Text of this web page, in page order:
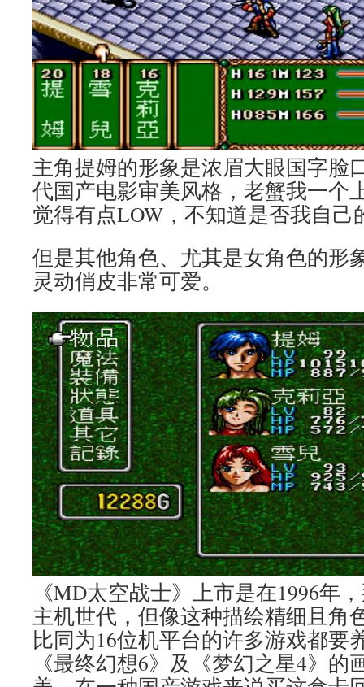
主角提姆的形象是浓眉大眼国字脸
代国产电影审美风格，老蟹我一个
觉得有点LOW，不知道是否我自己
但是其他角色、尤其是女角色的形
灵动俏皮非常可爱。
《MD太空战士》上市是在1996年
主机世代，但像这种描绘精细且角
比同为16位机平台的许多游戏都要
《最终幻想6》及《梦幻之星4》的